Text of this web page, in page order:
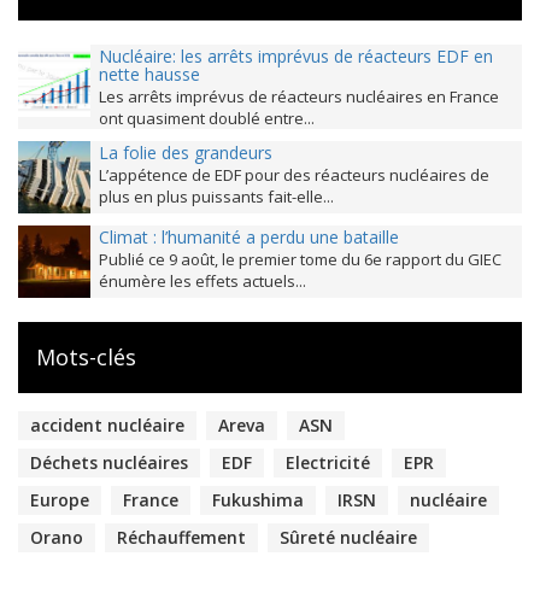
Nucléaire: les arrêts imprévus de réacteurs EDF en
nette hausse
Les arrêts imprévus de réacteurs nucléaires en France
ont quasiment doublé entre...
La folie des grandeurs
L’appétence de EDF pour des réacteurs nucléaires de
plus en plus puissants fait-elle...
Climat : l’humanité a perdu une bataille
Publié ce 9 août, le premier tome du 6e rapport du GIEC
énumère les effets actuels...
Mots-clés
accident nucléaire Areva
ASN
Déchets nucléaires
EDF Electricité
EPR
Europe
France Fukushima IRSN
nucléaire
Orano
Réchauffement Sûreté nucléaire